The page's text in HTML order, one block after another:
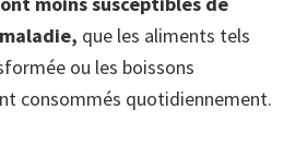
que les aliments tels
ou les boissons
consommés quotidiennement.